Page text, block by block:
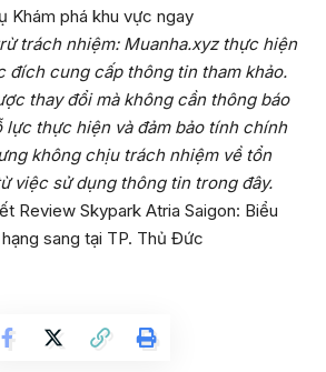
Khám phá khu vực ngay
trách nhiệm: Muanha.xyz thực hiện
đích cung cấp thông tin tham khảo.
thay đổi mà không cần thông báo
thực hiện và đảm bảo tính chính
không chịu trách nhiệm về tổn
việc sử dụng thông tin trong đây.
Review Skypark Atria Saigon: Biểu
sang tại TP. Thủ Đức